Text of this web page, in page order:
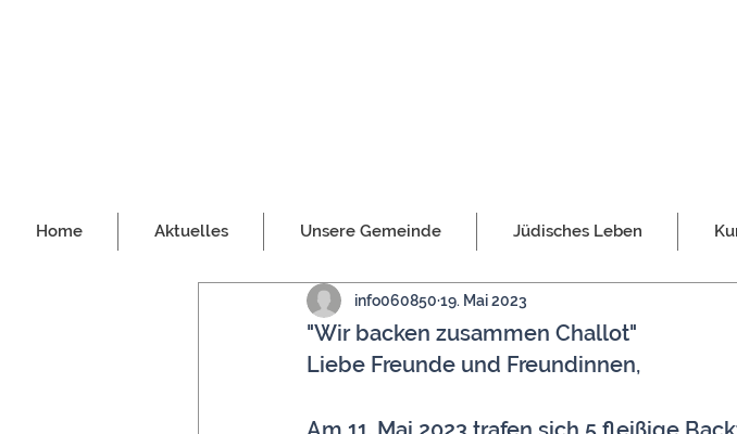
Home Aktuelles Unsere Gemeinde Jüdisches Leben
"Wir backen zusammen Challot"
info060850 19. Mai 2023
Liebe Freunde und Freundinnen,